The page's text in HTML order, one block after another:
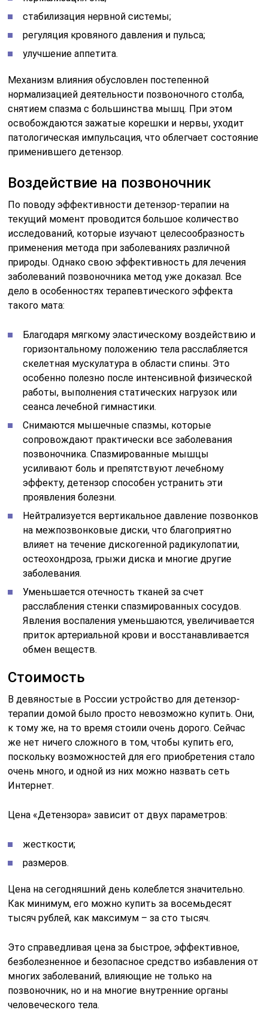
стабилизация нервной системы;
регуляция кровяного давления и пульса;
улучшение аппетита.
Механизм влияния обусловлен постепенной
нормализацией деятельности позвоночного столба,
снятием спазма с большинства мышц. При этом
освобождаются зажатые корешки и нервы, уходит
патологическая импульсация, что облегчает состояние
применившего детензор.
Воздействие на позвоночник
По поводу эффективности детензор-терапии на
текущий момент проводится большое количество
исследований, которые изучают целесообразность
применения метода при заболеваниях различной
природы. Однако свою эффективность для лечения
заболеваний позвоночника метод уже доказал. Все
дело в особенностях терапевтического эффекта
такого мата:
Благодаря мягкому эластическому воздействию и
горизонтальному положению тела расслабляется
скелетная мускулатура в области спины. Это
особенно полезно после интенсивной физической
работы, выполнения статических нагрузок или
сеанса лечебной гимнастики.
Снимаются мышечные спазмы, которые
сопровождают практически все заболевания
позвоночника. Спазмированные мышцы
усиливают боль и препятствуют лечебному
эффекту, детензор способен устранить эти
проявления болезни.
Нейтрализуется вертикальное давление позвонков
на межпозвонковые диски, что благоприятно
влияет на течение дискогенной радикулопатии,
остеохондроза, грыжи диска и многие другие
заболевания.
Уменьшается отечность тканей за счет
расслабления стенки спазмированных сосудов.
Явления воспаления уменьшаются, увеличивается
приток артериальной крови и восстанавливается
обмен веществ.
Стоимость
В девяностые в России устройство для детензор-
терапии домой было просто невозможно купить. Они,
к тому же, на то время стоили очень дорого. Сейчас
же нет ничего сложного в том, чтобы купить его,
поскольку возможностей для его приобретения стало
очень много, и одной из них можно назвать сеть
Интернет.
Цена «Детензора» зависит от двух параметров:
жесткости;
размеров.
Цена на сегодняшний день колеблется значительно.
Как минимум, его можно купить за восемьдесят
тысяч рублей, как максимум – за сто тысяч.
Это справедливая цена за быстрое, эффективное,
безболезненное и безопасное средство избавления от
многих заболеваний, влияющие не только на
позвоночник, но и на многие внутренние органы
человеческого тела.